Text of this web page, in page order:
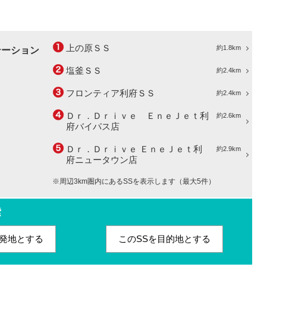
ション 約1.8km
上の原ＳＳ
約2.4km
塩釜ＳＳ
約2.4km
フロンティア利府ＳＳ
約2.6km
Ｄｒ．Ｄｒｉｖｅ ＥｎｅＪｅｔ利
府バイパス店
約2.9km
Ｄｒ．Ｄｒｉｖｅ ＥｎｅＪｅｔ利
府ニュータウン店
※周辺3km圏内にあるSSを表示します（最大5件）
地とする このSSを目的地とする